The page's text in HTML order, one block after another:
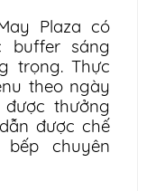
Plaza có
buffer sáng
trọng. Thực
theo ngày
thưởng
được chế
chuyên